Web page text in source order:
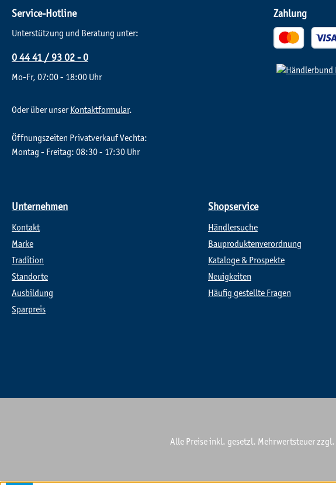
Service-Hotline
Unterstützung und Beratung unter:
0 44 41 / 93 02 - 0
Mo-Fr, 07:00 - 18:00 Uhr
Oder über unser Kontaktformular.
Öffnungszeiten Privatverkauf Vechta:
Montag - Freitag: 08:30 - 17:30 Uhr
Zahlung
Unternehmen
Kontakt
Marke
Tradition
Standorte
Ausbildung
Sparpreis
Shopservice
Händlersuche
Bauproduktenverordnung
Kataloge & Prospekte
Neuigkeiten
Häufig gestellte Fragen
Alle Preise inkl. gesetzl. Mehrwertsteuer zzgl.